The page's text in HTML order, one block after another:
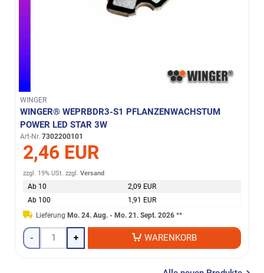
WINGER
WINGER® WEPRBDR3-S1 PFLANZENWACHSTUM
POWER LED STAR 3W
Art-Nr. 7302200101
2,46 EUR
zzgl. 19% USt. zzgl.Versand
Ab 10
2,09 EUR
Ab 100
1,91 EUR
Lieferung Mo. 24. Aug. - Mo. 21. Sept. 2026 **
- + WARENKORB